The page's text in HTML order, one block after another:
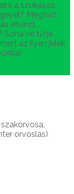
a szokásos
Megtűrt
étrend,
Soha ne tűrje,
az ilyen jelek
orvoslás)